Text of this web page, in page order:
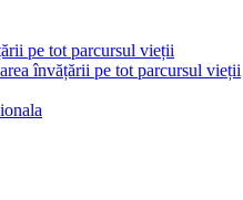
pe tot parcursul vieții
învățării pe tot parcursul vieții